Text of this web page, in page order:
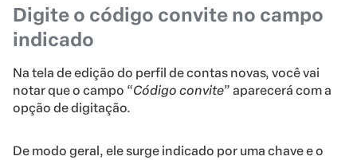
Digite o código convite no campo
indicado
Na tela de edição do perfil de contas novas, você vai
notar que o campo “Código convite” aparecerá com a
opção de digitação.
De modo geral, ele surge indicado por uma chave e o